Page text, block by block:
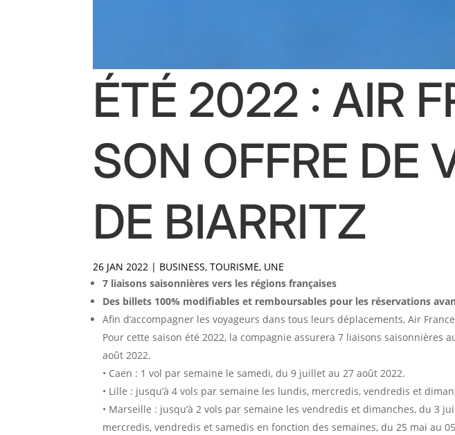
ÉTÉ 2022 : AIR
SON OFFRE DE
DE BIARRITZ
26 JAN 2022 | BUSINESS,TOURISME, UNE
7 liaisons saisonnières vers les régions françaises
Des billets 100% modifiables et remboursables pour les réservations
Afin d’accompagner les voyageurs dans tous leurs déplacements, Air
Pour cette saison été 2022, la compagnie assurera 7 liaisons
août 2022.
• Caen : 1 vol par semaine le samedi, du 9 juillet au 27 août 2022.
• Lille : jusqu’à 4 vols par semaine les lundis, mercredis, vendredis et
• Marseille : jusqu’à 2 vols par semaine les vendredis et dimanches, du 3
mercredis, vendredis et samedis en fonction des semaines, du 25 mai au